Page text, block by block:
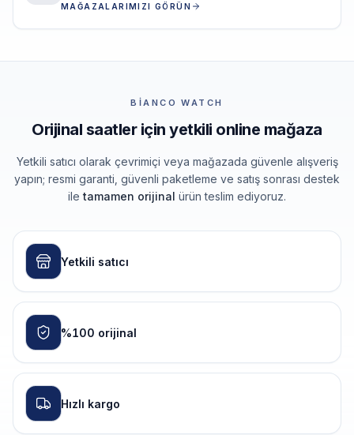
MAĞAZALARIMIZI GÖRÜN
BIANCO WATCH
Orijinal saatler için yetkili online mağaza
Yetkili satıcı olarak çevrimiçi veya mağazada güvenle alışveriş
yapın; resmi garanti, güvenli paketleme ve satış sonrası destek
ile tamamen orijinal ürün teslim ediyoruz.
Yetkili satıcı
%100 orijinal
Hızlı kargo